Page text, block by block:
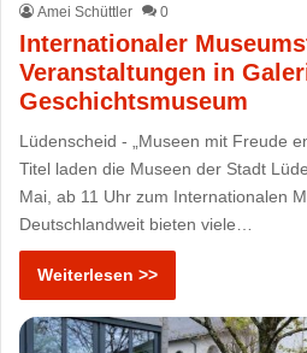
Amei Schüttler 0
Internationaler
Veranstaltungen in
Geschichtsmuseum
Lüdenscheid - „Museen mit Freude
Titel laden die Museen der Stadt
Mai, ab 11 Uhr zum Internationalen
Deutschlandweit bieten viele…
Weiterlesen >>